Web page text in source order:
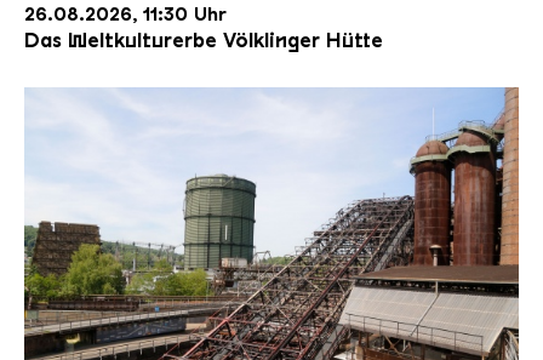
26.08.2026, 11:30 Uhr
Das Weltkulturerbe Völklinger Hütte